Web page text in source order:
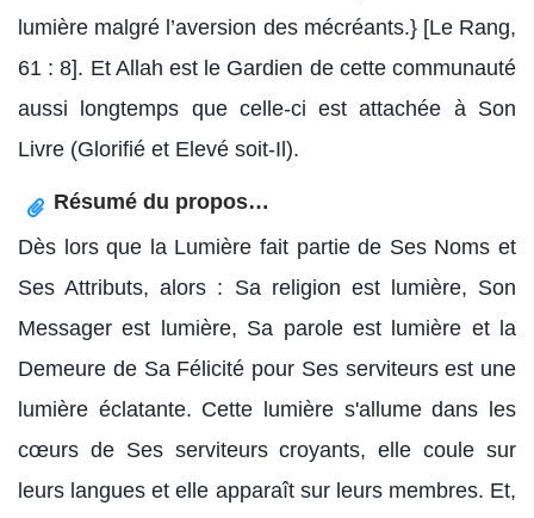
lumière malgré l’aversion des mécréants.} [Le Rang,
61 : 8]. Et Allah est le Gardien de cette communauté
aussi longtemps que celle-ci est attachée à Son
Livre (Glorifié et Elevé soit-Il).
Résumé du propos…
Dès lors que la Lumière fait partie de Ses Noms et
Ses Attributs, alors : Sa religion est lumière, Son
Messager est lumière, Sa parole est lumière et la
Demeure de Sa Félicité pour Ses serviteurs est une
lumière éclatante. Cette lumière s'allume dans les
cœurs de Ses serviteurs croyants, elle coule sur
leurs langues et elle apparaît sur leurs membres. Et,